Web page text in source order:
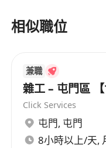
工作要求
- 具團隊合作精神，
工作時間: 6天工作,
輪休輪班
相似職位
兼職
雜工 – 屯門區
Click Services
屯門, 屯門
8小時以上/天,